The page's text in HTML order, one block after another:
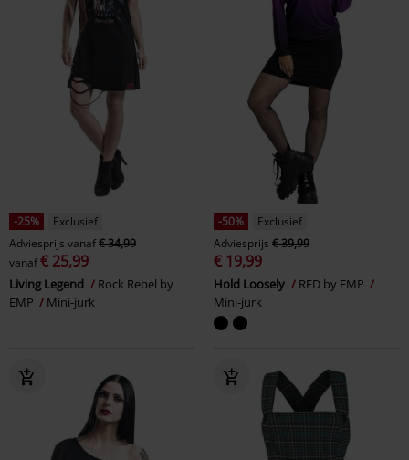
-25%
Exclusief
Adviesprijs vanaf€ 34,99
vanaf€ 25,99
Living Legend
Rock Rebel by
EMP
Mini-jurk
-50%
Exclusief
Adviesprijs € 39,99
€ 19,99
Hold Loosely
RED by EMP
Mini-jurk